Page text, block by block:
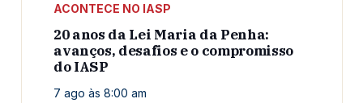
ACONTECE NO IASP
20 anos da Lei Maria da Penha:
avanços, desafios e o compromisso
do IASP
7 ago às 8:00 am